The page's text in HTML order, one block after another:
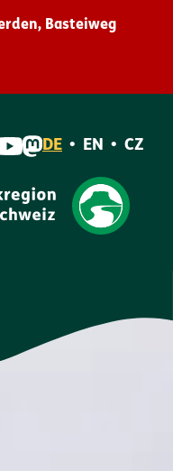
Basteiweg
DE • EN • CZ